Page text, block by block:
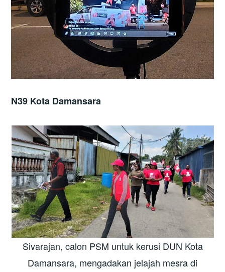
N39 Kota Damansara
Sivarajan, calon PSM untuk kerusi DUN Kota
Damansara, mengadakan jelajah mesra di